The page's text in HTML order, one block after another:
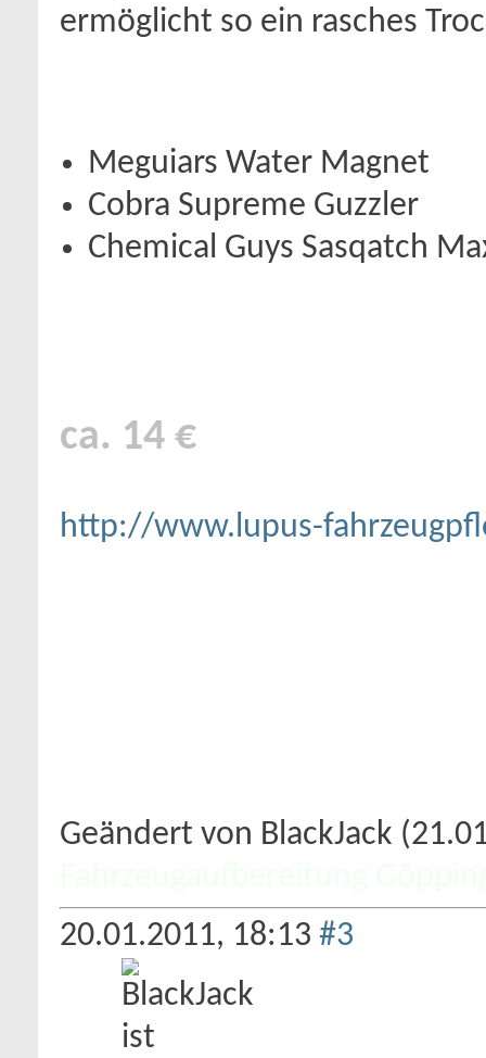
ermöglicht so ein rasches
Meguiars Water Magnet
Cobra Supreme Guzzler
Chemical Guys Sasqatch
ca. 14 €
http://www.lupus-
Geändert von BlackJack
20.01.2011, 18:13 #3